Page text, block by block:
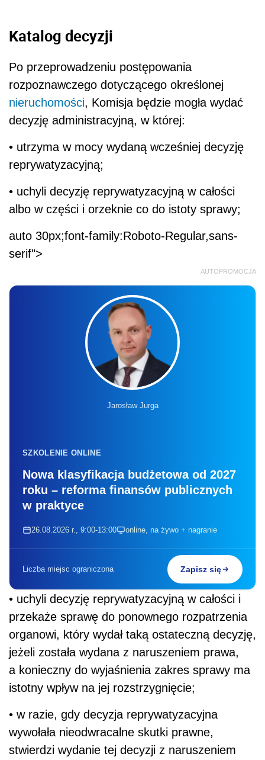
Katalog decyzji
Po przeprowadzeniu postępowania
rozpoznawczego dotyczącego określonej
nieruchomości, Komisja będzie mogła wydać
decyzję administracyjną, w której:
• utrzyma w mocy wydaną wcześniej decyzję
reprywatyzacyjną;
• uchyli decyzję reprywatyzacyjną w całości
albo w części i orzeknie co do istoty sprawy;
auto 30px;font-family:Roboto-Regular,sans-
serif">
AUTOPROMOCJA
Jarosław Jurga
SZKOLENIE ONLINE
Nowa klasyfikacja budżetowa od 2027
roku – reforma finansów publicznych
w praktyce
26.08.2026 r., 9:00-13:00 online, na żywo + nagranie
Liczba miejsc ograniczona Zapisz się
• uchyli decyzję reprywatyzacyjną w całości i
przekaże sprawę do ponownego rozpatrzenia
organowi, który wydał taką ostateczną decyzję,
jeżeli została wydana z naruszeniem prawa,
a konieczny do wyjaśnienia zakres sprawy ma
istotny wpływ na jej rozstrzygnięcie;
• w razie, gdy decyzja reprywatyzacyjna
wywołała nieodwracalne skutki prawne,
stwierdzi wydanie tej decyzji z naruszeniem